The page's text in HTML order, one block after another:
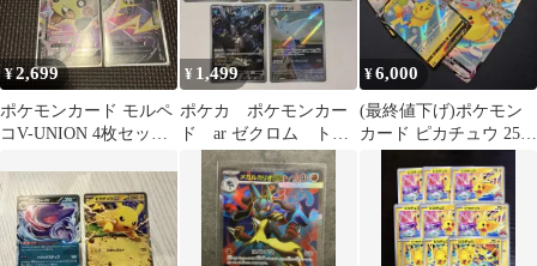
¥2,699
ポケモンカード モルペ
コV-UNION 4枚セット
¥ 1,499
ポケカ ポケモンカー
ド ar ゼクロム トゲ
キッス ライボルト
スピンロトム
¥6,000
(最終値下げ)ポケモン
カード ピカチュウ 25周